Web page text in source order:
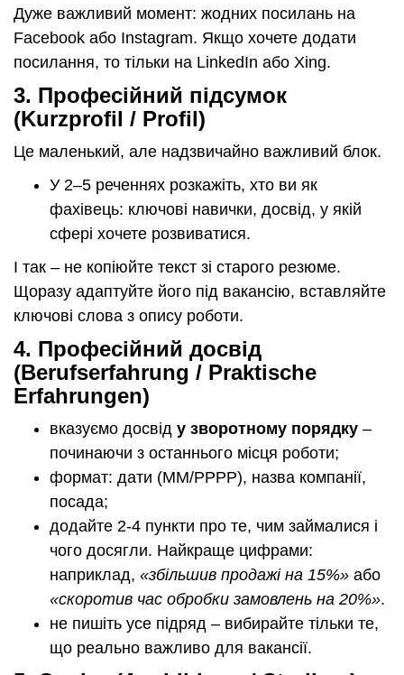
Дуже важливий момент: жодних посилань на
Facebook або Instagram. Якщо хочете додати
посилання, то тільки на LinkedIn або Xing.
3. Професійний підсумок
(Kurzprofil / Profil)
Це маленький, але надзвичайно важливий блок.
У 2–5 реченнях розкажіть, хто ви як
фахівець: ключові навички, досвід, у якій
сфері хочете розвиватися.
І так – не копіюйте текст зі старого резюме.
Щоразу адаптуйте його під вакансію, вставляйте
ключові слова з опису роботи.
4. Професійний досвід
(Berufserfahrung / Praktische
Erfahrungen)
вказуємо досвід у зворотному порядку –
починаючи з останнього місця роботи;
формат: дати (ММ/РРРР), назва компанії,
посада;
додайте 2-4 пункти про те, чим займалися і
чого досягли. Найкраще цифрами:
наприклад, «збільшив продажі на 15%» або
«скоротив час обробки замовлень на 20%».
не пишіть усе підряд – вибирайте тільки те,
що реально важливо для вакансії.